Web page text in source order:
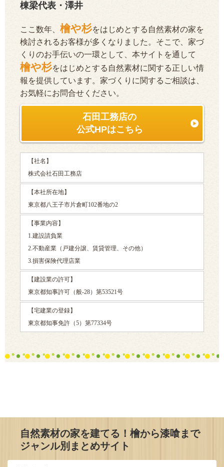
棟梁代表・澤井
ここ数年、 檜や杉をはじめとする自然素材の家を
検討されるお客様が多くなりました。そこで、家づ
くりのお手伝いの一環として、本サイトを通して
檜や杉をはじめとする自然素材に関する正しい情
報を提供しています。家づくりに関するご相談は、
お気軽にお問合せください。
石田工務店の
公式HPはこちら
【社名】
株式会社石田工務店
【本社所在地】
東京都八王子市片倉町102番地の2
【事業内容】
1.建設請負業
2.不動産業（戸建分譲、賃貸管理、その他）
3.損害保険代理店業
【建設業の許可】
東京都知事許可（般-28）第53521号
【宅建業の登録】
東京都知事免許（5）第77334号
自然素材の家を建てる！檜から漆喰まで
ジャンル別まとめサイト